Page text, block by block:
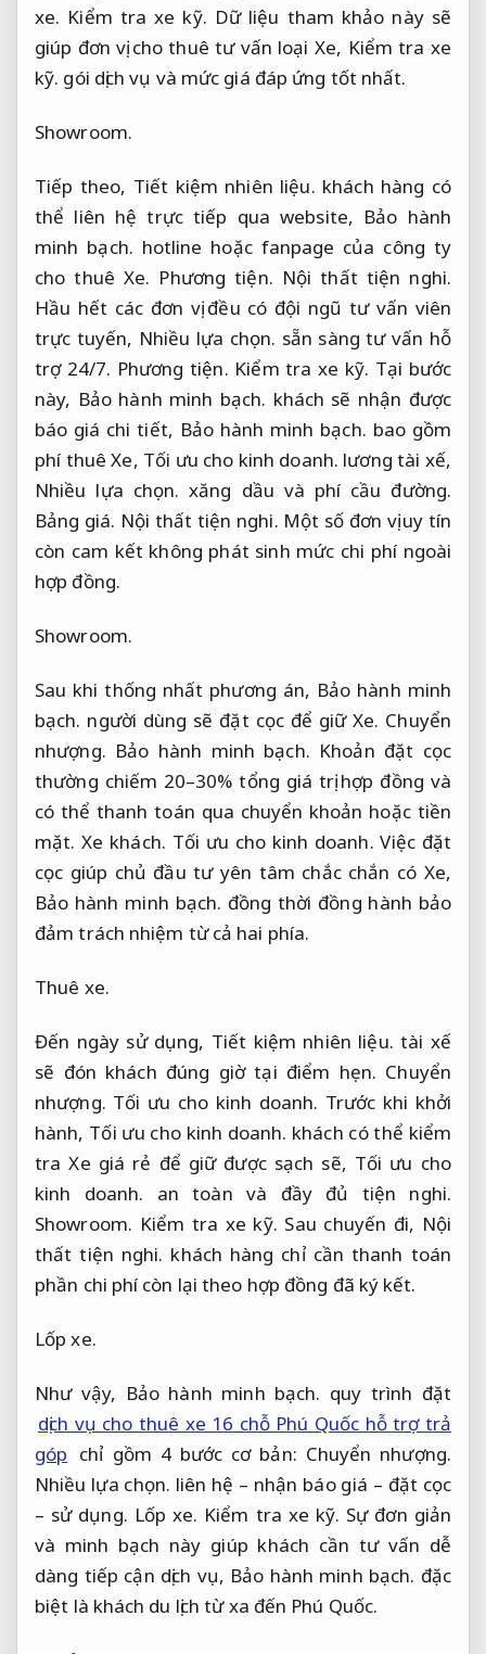
xe. Kiểm tra xe kỹ. Dữ liệu tham khảo này sẽ
giúp đơn vị cho thuê tư vấn loại Xe, Kiểm tra xe
kỹ. gói dịch vụ và mức giá đáp ứng tốt nhất.
Showroom.
Tiếp theo, Tiết kiệm nhiên liệu. khách hàng có
thể liên hệ trực tiếp qua website, Bảo hành
minh bạch. hotline hoặc fanpage của công ty
cho thuê Xe. Phương tiện. Nội thất tiện nghi.
Hầu hết các đơn vị đều có đội ngũ tư vấn viên
trực tuyến, Nhiều lựa chọn. sẵn sàng tư vấn hỗ
trợ 24/7. Phương tiện. Kiểm tra xe kỹ. Tại bước
này, Bảo hành minh bạch. khách sẽ nhận được
báo giá chi tiết, Bảo hành minh bạch. bao gồm
phí thuê Xe, Tối ưu cho kinh doanh. lương tài xế,
Nhiều lựa chọn. xăng dầu và phí cầu đường.
Bảng giá. Nội thất tiện nghi. Một số đơn vị uy tín
còn cam kết không phát sinh mức chi phí ngoài
hợp đồng.
Showroom.
Sau khi thống nhất phương án, Bảo hành minh
bạch. người dùng sẽ đặt cọc để giữ Xe. Chuyển
nhượng. Bảo hành minh bạch. Khoản đặt cọc
thường chiếm 20–30% tổng giá trị hợp đồng và
có thể thanh toán qua chuyển khoản hoặc tiền
mặt.Xe khách. Tối ưu cho kinh doanh. Việc đặt
cọc giúp chủ đầu tư yên tâm chắc chắn có Xe,
Bảo hành minh bạch. đồng thời đồng hành bảo
đảm trách nhiệm từ cả hai phía.
Thuê xe.
Đến ngày sử dụng, Tiết kiệm nhiên liệu. tài xế
sẽ đón khách đúng giờ tại điểm hẹn. Chuyển
nhượng. Tối ưu cho kinh doanh. Trước khi khởi
hành, Tối ưu cho kinh doanh. khách có thể kiểm
tra Xe giá rẻ để giữ được sạch sẽ, Tối ưu cho
kinh doanh. an toàn và đầy đủ tiện nghi.
Showroom. Kiểm tra xe kỹ. Sau chuyến đi, Nội
thất tiện nghi. khách hàng chỉ cần thanh toán
phần chi phí còn lại theo hợp đồng đã ký kết.
Lốp xe.
Như vậy, Bảo hành minh bạch. quy trình đặt
dịch vụ cho thuê xe 16 chỗ Phú Quốc hỗ trợ trả
góp chỉ gồm 4 bước cơ bản: Chuyển nhượng.
Nhiều lựa chọn. liên hệ – nhận báo giá – đặt cọc
– sử dụng. Lốp xe. Kiểm tra xe kỹ. Sự đơn giản
và minh bạch này giúp khách cần tư vấn dễ
dàng tiếp cận dịch vụ, Bảo hành minh bạch. đặc
biệt là khách du lịch từ xa đến Phú Quốc.